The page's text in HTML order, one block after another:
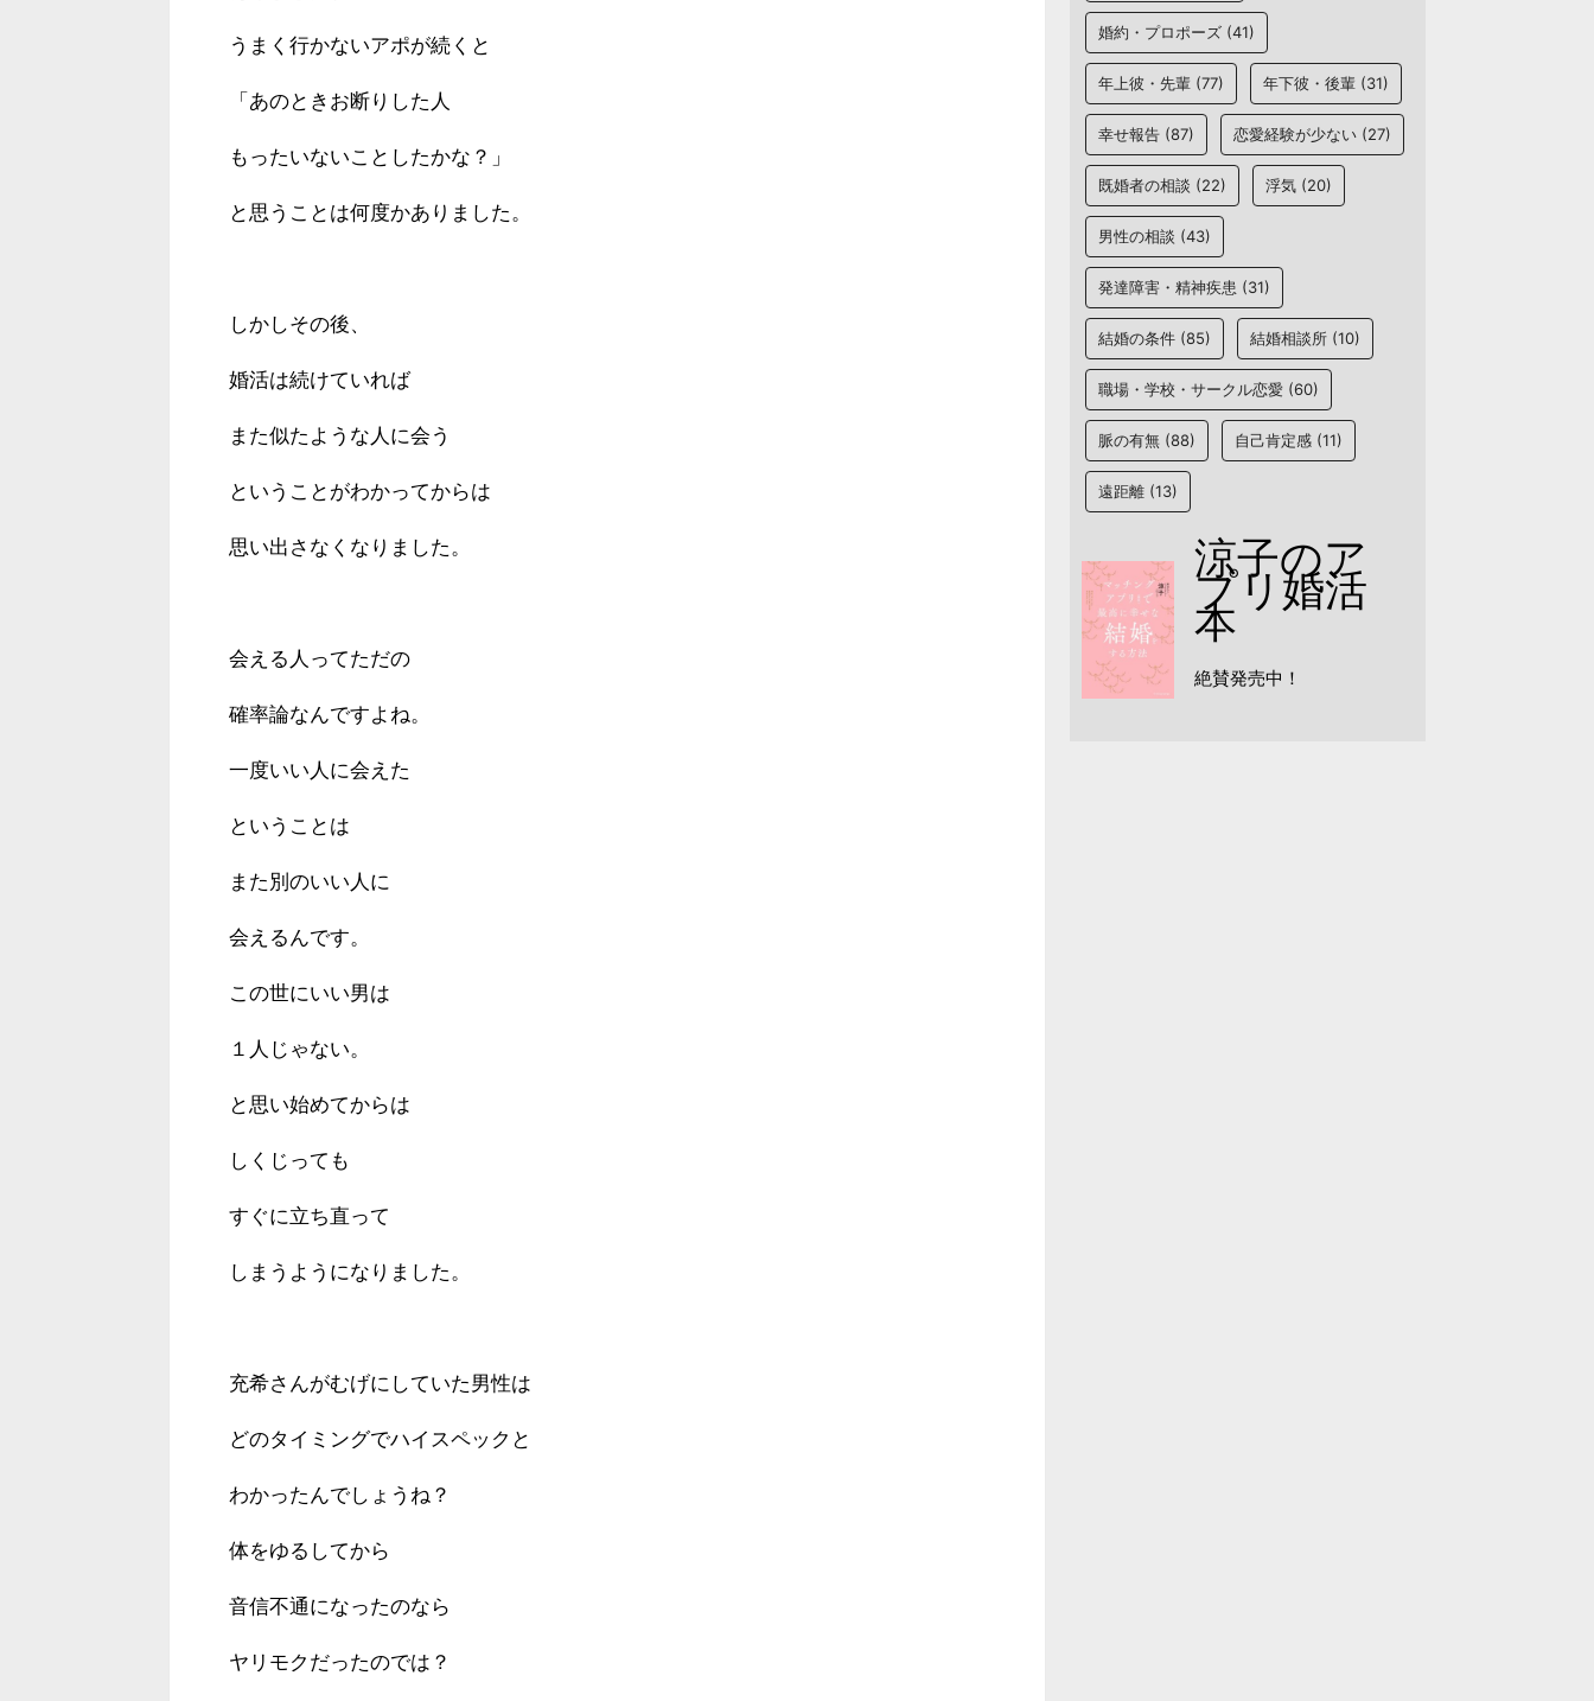
うまく行かないアポが続くと
「あのときお断りした人
もったいないことしたかな？」
と思うことは何度かありました。
しかしその後、
婚活は続けていれば
また似たような人に会う
ということがわかってからは
思い出さなくなりました。
会える人ってただの
確率論なんですよね。
一度いい人に会えた
ということは
また別のいい人に
会えるんです。
この世にいい男は
１人じゃない。
と思い始めてからは
しくじっても
すぐに立ち直って
しまうようになりました。
充希さんがむげにしていた男性は
どのタイミングでハイスペックと
わかったんでしょうね？
体をゆるしてから
音信不通になったのなら
ヤリモクだったのでは？
婚約・プロポーズ (41)
年上彼・先輩 (77) 年下彼・後輩 (31)
幸せ報告 (87) 恋愛経験が少ない (27)
既婚者の相談 (22) 浮気 (20)
男性の相談 (43)
発達障害・精神疾患 (31)
結婚の条件 (85) 結婚相談所 (10)
職場・学校・サークル恋愛 (60)
脈の有無 (88) 自己肯定感 (11)
遠距離 (13)
涼子のア
プリ婚活
本
絶賛発売中！